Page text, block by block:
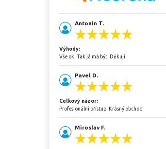
Antonín T.
Výhody:
Vše ok. Tak já má být. Děkuji
Pavel D.
Celkový názor:
Profesionální přístup. Krásný obchod
Miroslav F.